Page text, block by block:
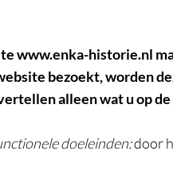
www.enka-historie.nl
bezoekt, worden
alleen wat u op
doeleinden:door